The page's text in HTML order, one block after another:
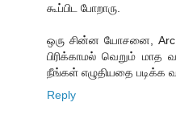
கூப்பிட போறாரு.
ஒரு சின்ன யோசனை,
பிரிக்காமல் வெறும் மாத
நீங்கள் எழுதியதை படிக்க
Reply